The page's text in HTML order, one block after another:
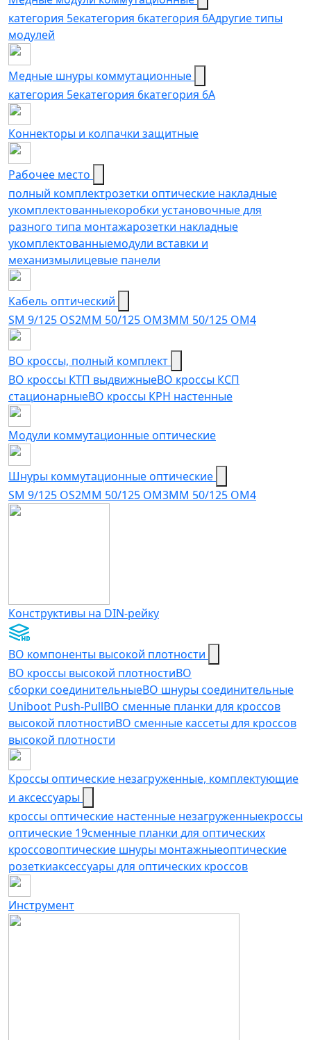
категория 5екатегория 6категория 6Aдругие типы
модулей
Медные шнуры коммутационные
категория 5eкатегория 6категория 6A
Коннекторы и колпачки защитные
Рабочее место
полный комплектрозетки оптические накладные
укомплектованныекоробки установочные для
разного типа монтажарозетки накладные
укомплектованныемодули вставки и
механизмылицевые панели
Кабель оптический
SM 9/125 OS2MM 50/125 OM3MM 50/125 OM4
ВО кроссы, полный комплект
ВО кроссы КТП выдвижныеВО кроссы КСП
стационарныеВО кроссы КРН настенные
Модули коммутационные оптические
Шнуры коммутационные оптические
SM 9/125 OS2MM 50/125 OM3MM 50/125 OM4
Конструктивы на DIN-рейку
ВО компоненты высокой плотности
ВО кроссы высокой плотностиВО
сборки соединительныеВО шнуры соединительные
Uniboot Push-PullВО сменные планки для кроссов
высокой плотностиВО сменные кассеты для кроссов
высокой плотности
Кроссы оптические незагруженные, комплектующие
и аксессуары
кроссы оптические настенные незагруженныекроссы
оптические 19сменные планки для оптических
кроссовоптические шнуры монтажныеоптические
розеткиаксессуары для оптических кроссов
Инструмент